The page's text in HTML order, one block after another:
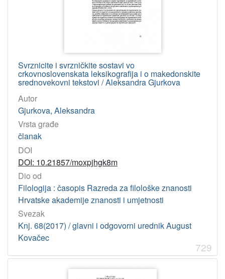
Svrznicite i svrzničkite sostavi vo
crkovnoslovenskata leksikografija i o makedonskite
srednovekovni tekstovi / Aleksandra Gjurkova
Autor
Gjurkova, Aleksandra
Vrsta građe
članak
DOI
DOI: 10.21857/moxpjhgk8m
Dio od
Filologija : časopis Razreda za filološke znanosti
Hrvatske akademije znanosti i umjetnosti
Svezak
Knj. 68(2017) / glavni i odgovorni urednik August
Kovačec
729